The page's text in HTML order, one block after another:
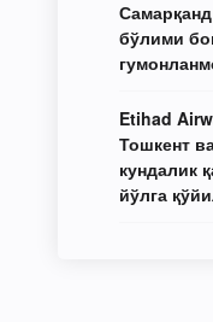
бўлими
Etihad
Тошкент
кундалик
йўлга